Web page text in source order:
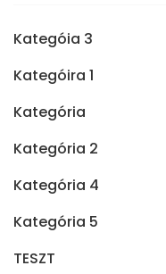
Kategóia 3
Kategóira 1
Kategória
Kategória 2
Kategória 4
Kategória 5
TESZT